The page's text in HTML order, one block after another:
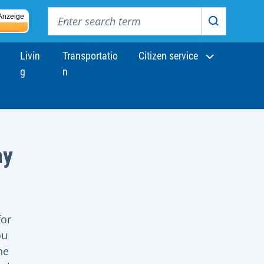
Search
Livin
g
Transportatio
n
Citizen service